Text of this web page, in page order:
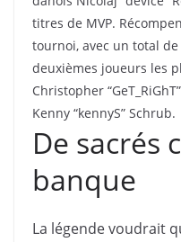
titres de MVP.
tournoi, avec un total de
deuxièmes joueurs les
Christopher
Kenny “kennyS” Schrub.
De sacrés
banque
La légende voudrait